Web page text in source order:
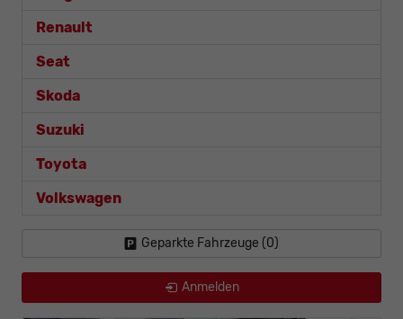
Renault
Seat
Skoda
Suzuki
Toyota
Volkswagen
Geparkte Fahrzeuge (0)
Anmelden